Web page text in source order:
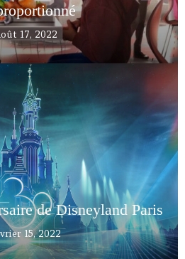
17, 2022
de Disneyland Paris
15, 2022